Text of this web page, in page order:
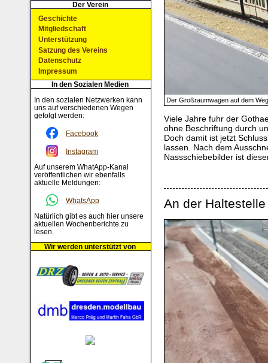
Der Großraumwagen auf dem
Viele Jahre fuhr der
ohne Beschriftung durch
Doch damit ist jetzt
lassen. Nach dem
Nassschiebebilder ist
An der Haltestelle
Der Verein
Geschichte
Mitgliedschaft
Unterstützung
Satzung des Vereins
Datenschutz
Impressum
In den Sozialen Medien
In den sozialen Netzwerken kann
uns auf verschiedenen Wegen
gefolgt werden:
Facebook
Instagram
Auf unserem WhatApp-Kanal
veröffentlichen wir ebenfalls
aktuelle Meldungen:
WhatsApp
Natürlich gibt es auch hier unsere
aktuellen Wochenberichte zu
lesen.
Wir werden unterstützt von